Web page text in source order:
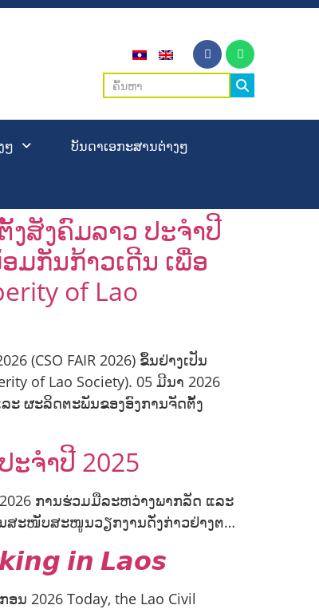
ໆ ບັນດາເອກະສານຕ່າງໆ
ງສັງຄົມລາວ ປະຈຳປີ
ມກັນກ້າວເດີນ ເພື່ອ
of Lao
(CSO FAIR 2026) ຂຶ້ນຢ່າງເປັນ
of Lao Society). 05 ມີນາ 2026
ະ ຜະລິດຕະພັນຂອງອົງການຈັດຕັ້ງ
ຈຳປີ 2025
ການຮ່ວມມືລະຫວ່າງພາກລັດ ແລະ
ນສະໜັບສະໜູນວຽກງານດັ່ງກ່າວຢ່າງຕ…
𝙞𝙣 𝙇𝙖𝙤𝙨
2026 Today, the Lao Civil